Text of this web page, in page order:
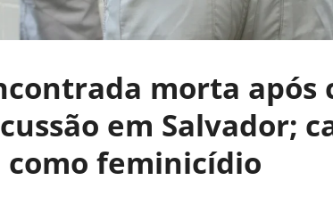
morta após
em Salvador;
feminicídio